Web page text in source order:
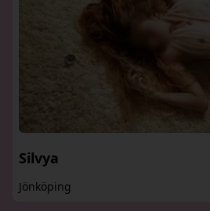
Silvya
Jönköping